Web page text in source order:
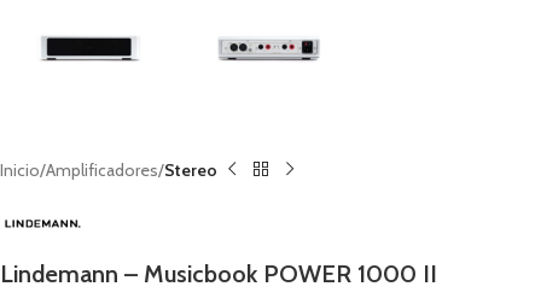
Inicio Amplificadores Stereo
Lindemann – Musicbook POWER 1000 II